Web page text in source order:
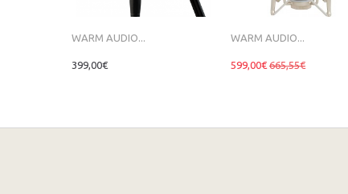
WARM AUDIO...
399,00€
WARM AUDIO...
599,00€ 665,55€